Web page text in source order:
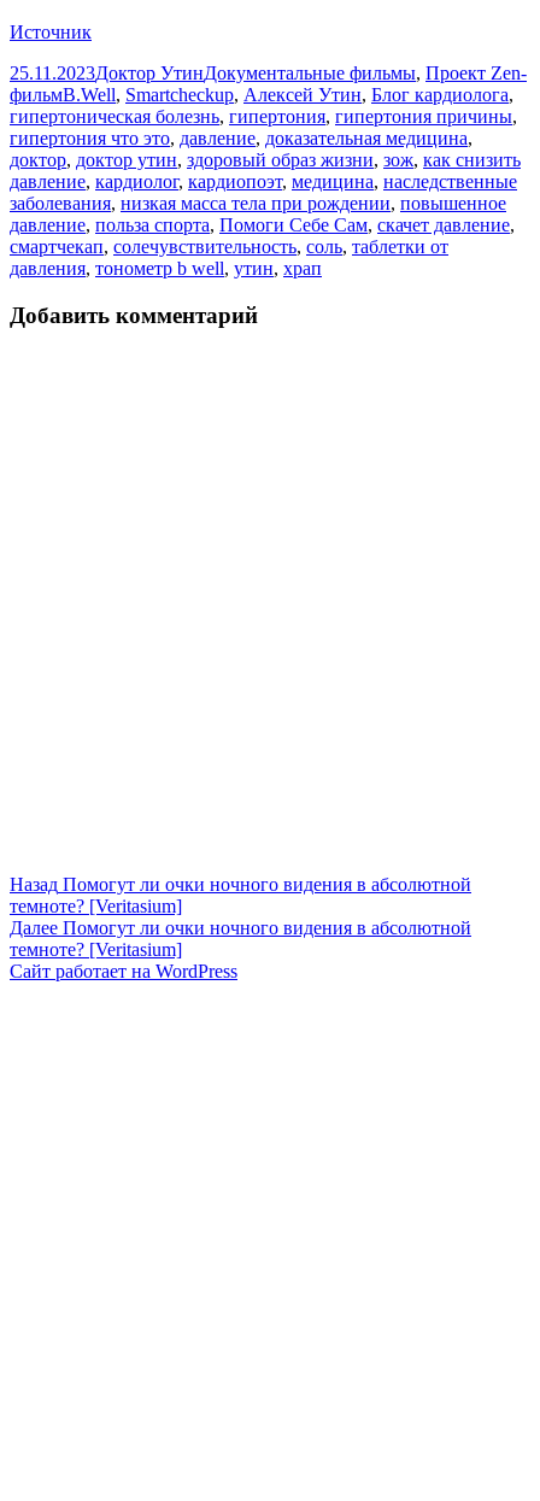
Источник
Опубликовано
25.11.2023Автор
Доктор УтинРубрики
Документальные фильмы, Проект Zen-
фильмМетки
B.Well, Smartcheckup, Алексей Утин, Блог кардиолога,
гипертоническая болезнь, гипертония, гипертония причины,
гипертония что это, давление, доказательная медицина,
доктор, доктор утин, здоровый образ жизни, зож, как снизить
давление, кардиолог, кардиопоэт, медицина, наследственные
заболевания, низкая масса тела при рождении, повышенное
давление, польза спорта, Помоги Себе Сам, скачет давление,
смартчекап, солечувствительность, соль, таблетки от
давления, тонометр b well, утин, храп
Добавить комментарий
Навигация
по
записям
Назад Предыдущая
запись:
Помогут ли очки ночного видения в абсолютной
темноте? [Veritasium]
Далее Следующая
запись:
Помогут ли очки ночного видения в абсолютной
темноте? [Veritasium]
Сайт работает на WordPress